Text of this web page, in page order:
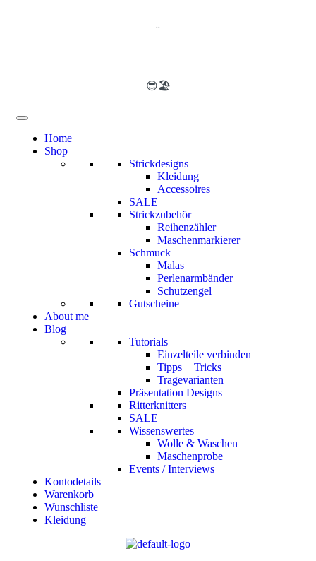
..
😎🏖️
Home
Shop
Strickdesigns
Kleidung
Accessoires
SALE
Strickzubehör
Reihenzähler
Maschenmarkierer
Schmuck
Malas
Perlenarmbänder
Schutzengel
Gutscheine
About me
Blog
Tutorials
Einzelteile verbinden
Tipps + Tricks
Tragevarianten
Präsentation Designs
Ritterknitters
SALE
Wissenswertes
Wolle & Waschen
Maschenprobe
Events / Interviews
Kontodetails
Warenkorb
Wunschliste
Kleidung